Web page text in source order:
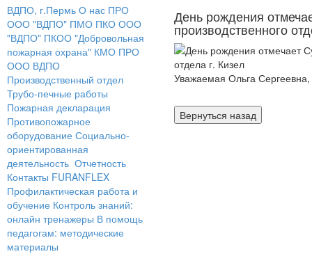
ВДПО, г.Пермь О нас ПРО
ООО "ВДПО" ПМО ПКО ООО
"ВДПО" ПКОО "Добровольная
пожарная охрана" КМО ПРО
ООО ВДПО
Производственный отдел
Трубо-печные работы
Пожарная декларация
Противопожарное
оборудование Социально-
ориентированная
деятельность Отчетность
Контакты FURANFLEX
Профилактическая работа и
обучение Контроль знаний:
онлайн тренажеры В помощь
педагогам: методические
материалы
День рождения
производственного
Уважаемая Ольга